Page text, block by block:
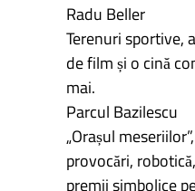
Radu Beller
Terenuri sportive,
de film și o cină
mai.
Parcul Bazilescu
„Orașul
provocări,
premii simbolice